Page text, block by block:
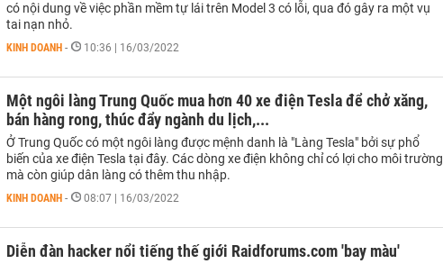
có nội dung về việc phần mềm tự lái trên Model 3 có lỗi, qua đó gây ra một vụ
tai nạn nhỏ.
KINH DOANH - 10:36 | 16/03/2022
Một ngôi làng Trung Quốc mua hơn 40 xe điện Tesla để chở xăng,
bán hàng rong, thúc đẩy ngành du lịch,...
Ở Trung Quốc có một ngôi làng được mệnh danh là "Làng Tesla" bởi sự phổ
biến của xe điện Tesla tại đây. Các dòng xe điện không chỉ có lợi cho môi trường
mà còn giúp dân làng có thêm thu nhập.
KINH DOANH - 08:07 | 16/03/2022
Diễn đàn hacker nổi tiếng thế giới Raidforums.com 'bay màu'